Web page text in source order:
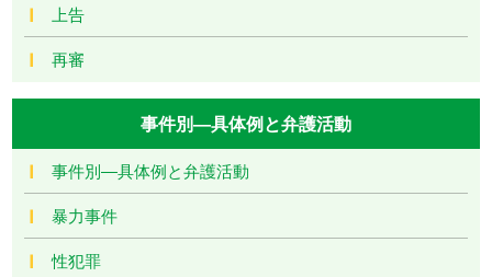
上告
再審
事件別―具体例と弁護活動
事件別―具体例と弁護活動
暴力事件
性犯罪